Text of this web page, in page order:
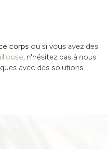
corps ou si vous avez des
, n'hésitez pas à nous
avec des solutions